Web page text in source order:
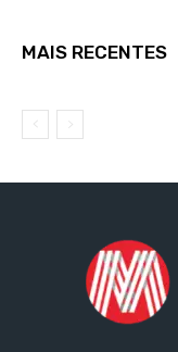
MAIS RECENTES